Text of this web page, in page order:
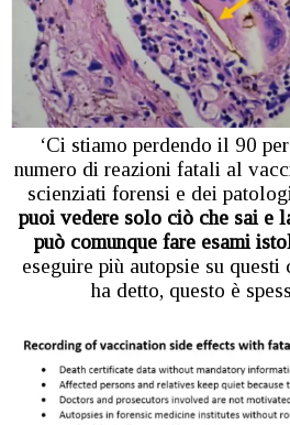
‘Ci stiamo perdendo il 90
numero di reazioni fatali al
scienziati forensi e dei
puoi vedere solo ciò che sai e
può comunque fare esami
eseguire più autopsie su questi
ha detto, questo è